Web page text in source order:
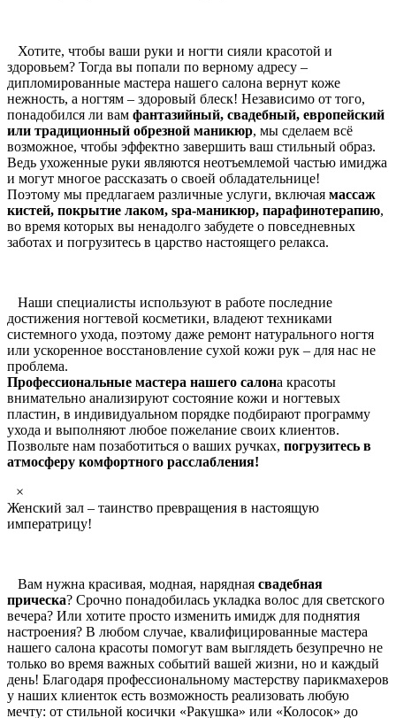
Хотите, чтобы ваши руки и ногти сияли красотой и
здоровьем? Тогда вы попали по верному адресу –
дипломированные мастера нашего салона вернут коже
нежность, а ногтям – здоровый блеск! Независимо от того,
понадобился ли вам фантазийный, свадебный, европейский
или традиционный обрезной маникюр, мы сделаем всё
возможное, чтобы эффектно завершить ваш стильный образ.
Ведь ухоженные руки являются неотъемлемой частью имиджа
и могут многое рассказать о своей обладательнице!
Поэтому мы предлагаем различные услуги, включая массаж
кистей, покрытие лаком, spa-маникюр, парафинотерапию,
во время которых вы ненадолго забудете о повседневных
заботах и погрузитесь в царство настоящего релакса.
Наши специалисты используют в работе последние
достижения ногтевой косметики, владеют техниками
системного ухода, поэтому даже ремонт натурального ногтя
или ускоренное восстановление сухой кожи рук – для нас не
проблема.
Профессиональные мастера нашего салона красоты
внимательно анализируют состояние кожи и ногтевых
пластин, в индивидуальном порядке подбирают программу
ухода и выполняют любое пожелание своих клиентов.
Позвольте нам позаботиться о ваших ручках, погрузитесь в
атмосферу комфортного расслабления!
×
Женский зал – таинство превращения в настоящую
императрицу!
Вам нужна красивая, модная, нарядная свадебная
прическа? Срочно понадобилась укладка волос для светского
вечера? Или хотите просто изменить имидж для поднятия
настроения? В любом случае, квалифицированные мастера
нашего салона красоты помогут вам выглядеть безупречно не
только во время важных событий вашей жизни, но и каждый
день! Благодаря профессиональному мастерству парикмахеров
у наших клиенток есть возможность реализовать любую
мечту: от стильной косички «Ракушка» или «Колосок» до